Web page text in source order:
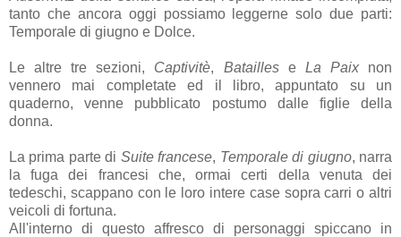
tanto che ancora oggi possiamo leggerne solo due parti:
Temporale di giugno e Dolce.
Le altre tre sezioni, Captivitè, Bataillese La Paix non
vennero mai completate ed il libro, appuntato su un
quaderno, venne pubblicato postumo dalle figlie della
donna.
La prima parte di Suite francese, Temporale di giugno, narra
la fuga dei francesi che, ormai certi della venuta dei
tedeschi, scappano con le loro intere case sopra carri o altri
veicoli di fortuna.
All'interno di questo affresco di personaggi spiccano in